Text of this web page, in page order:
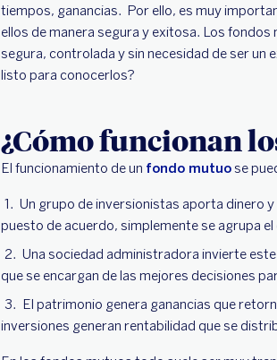
tiempos, ganancias. Por ello, es muy
ellos de manera segura y exitosa. Los
segura, controlada y sin necesidad de ser un
listo para conocerlos?
¿Cómo funcionan
El funcionamiento de un fondo mutuose
Un grupo de inversionistas aporta dinero
puesto de acuerdo, simplemente se agrupa
Una sociedad administradora invierte
que se encargan de las mejores decisiones
El patrimonio genera ganancias que
inversiones generan rentabilidad que se